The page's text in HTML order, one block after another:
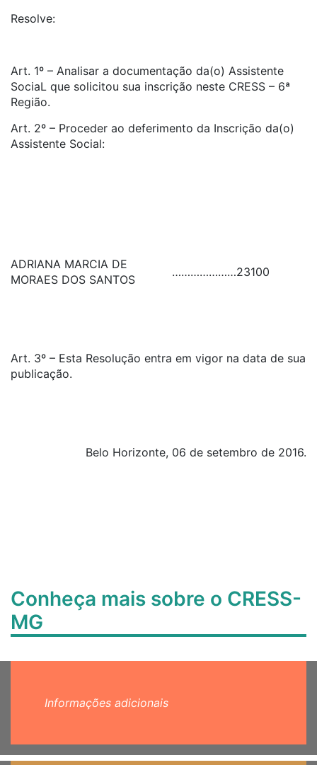
Resolve:
Art. 1º – Analisar a documentação da(o) Assistente
SociaL que solicitou sua inscrição neste CRESS – 6ª
Região.
Art. 2º – Proceder ao deferimento da Inscrição da(o)
Assistente Social:
ADRIANA MARCIA DE
MORAES DOS SANTOS
…………………23100
Art. 3º – Esta Resolução entra em vigor na data de sua
publicação.
Belo Horizonte, 06 de setembro de 2016.
Conheça mais sobre o CRESS-
MG
Informações adicionais